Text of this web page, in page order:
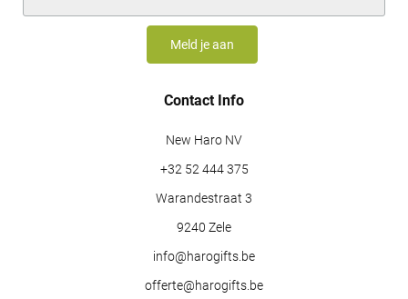
Contact Info
New Haro NV
+32 52 444 375
Warandestraat 3
9240 Zele
info@harogifts.be
offerte@harogifts.be